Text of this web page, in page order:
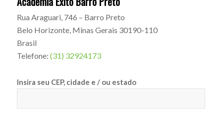
Rua Araguari, 746 – Barro Preto
Belo Horizonte, Minas Gerais 30190-110
Brasil
Telefone: (31) 32924173
Insira seu CEP, cidade e / ou estado